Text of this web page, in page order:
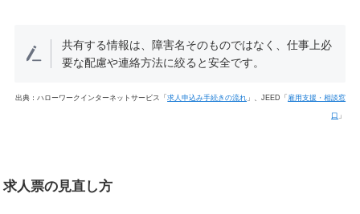
共有する情報は、障害名そのものではなく、仕事上必
要な配慮や連絡方法に絞ると安全です。
出典：ハローワークインターネットサービス「求人申込み手続きの流れ 」、JEED「雇用支援・相談窓
口 」
求人票の見直し方